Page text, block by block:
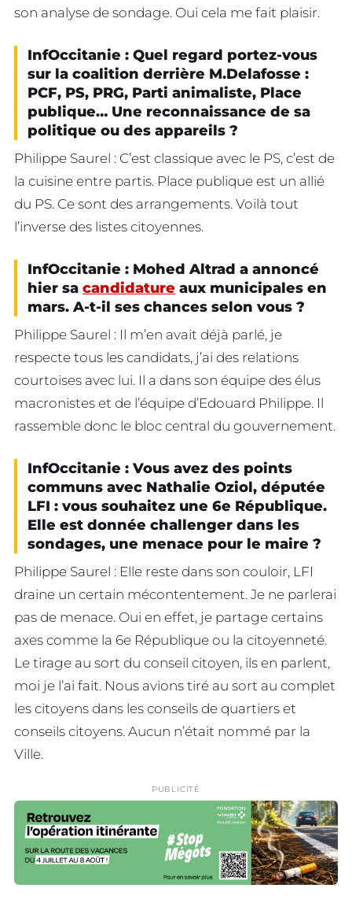
son analyse de sondage. Oui cela me fait plaisir.
InfOccitanie : Quel regard portez-vous
sur la coalition derrière M.Delafosse :
PCF, PS, PRG, Parti animaliste, Place
publique… Une reconnaissance de sa
politique ou des appareils ?
Philippe Saurel : C’est classique avec le PS, c’est de
la cuisine entre partis. Place publique est un allié
du PS. Ce sont des arrangements. Voilà tout
l’inverse des listes citoyennes.
InfOccitanie : Mohed Altrad a annoncé
hier sa candidature aux municipales en
mars. A-t-il ses chances selon vous ?
Philippe Saurel : Il m’en avait déjà parlé, je
respecte tous les candidats, j’ai des relations
courtoises avec lui. Il a dans son équipe des élus
macronistes et de l’équipe d’Edouard Philippe. Il
rassemble donc le bloc central du gouvernement.
InfOccitanie : Vous avez des points
communs avec Nathalie Oziol, députée
LFI : vous souhaitez une 6e République.
Elle est donnée challenger dans les
sondages, une menace pour le maire ?
Philippe Saurel : Elle reste dans son couloir, LFI
draine un certain mécontentement. Je ne parlerai
pas de menace. Oui en effet, je partage certains
axes comme la 6e République ou la citoyenneté.
Le tirage au sort du conseil citoyen, ils en parlent,
moi je l’ai fait. Nous avions tiré au sort au complet
les citoyens dans les conseils de quartiers et
conseils citoyens. Aucun n’était nommé par la
Ville.
PUBLICITÉ